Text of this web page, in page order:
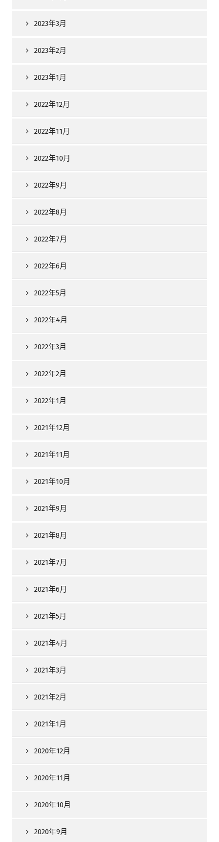
2023年3月
2023年2月
2023年1月
2022年12月
2022年11月
2022年10月
2022年9月
2022年8月
2022年7月
2022年6月
2022年5月
2022年4月
2022年3月
2022年2月
2022年1月
2021年12月
2021年11月
2021年10月
2021年9月
2021年8月
2021年7月
2021年6月
2021年5月
2021年4月
2021年3月
2021年2月
2021年1月
2020年12月
2020年11月
2020年10月
2020年9月